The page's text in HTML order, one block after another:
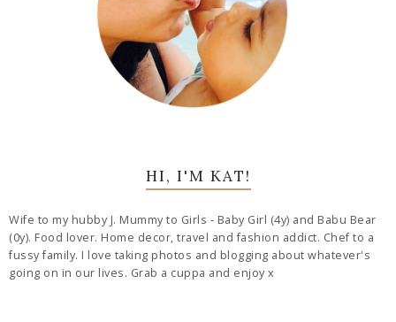
HI, I'M KAT!
Wife to my hubby J. Mummy to Girls - Baby Girl (4y) and Babu Bear
(0y). Food lover. Home decor, travel and fashion addict. Chef to a
fussy family. I love taking photos and blogging about whatever's
going on in our lives. Grab a cuppa and enjoy x